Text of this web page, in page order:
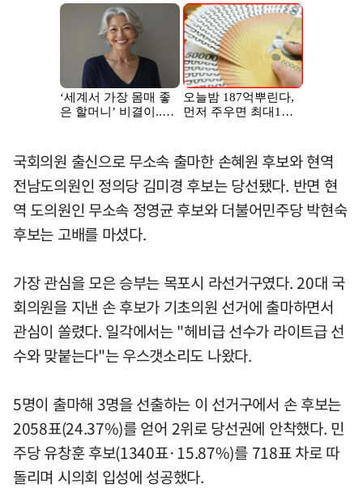
국회의원 출신으로 무소속 출마한 손혜원 후보와 현역
전남도의원인 정의당 김미경 후보는 당선됐다. 반면 현
역 도의원인 무소속 정영균 후보와 더불어민주당 박현숙
후보는 고배를 마셨다.
가장 관심을 모은 승부는 목포시 라선거구였다. 20대 국
회의원을 지낸 손 후보가 기초의원 선거에 출마하면서
관심이 쏠렸다. 일각에서는 "헤비급 선수가 라이트급 선
수와 맞붙는다"는 우스갯소리도 나왔다.
5명이 출마해 3명을 선출하는 이 선거구에서 손 후보는
2058표(24.37%)를 얻어 2위로 당선권에 안착했다. 민
주당 유창훈 후보(1340표·15.87%)를 718표 차로 따
돌리며 시의회 입성에 성공했다.